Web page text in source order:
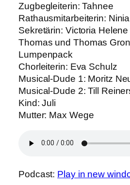
Zugbegleiterin: Tahnee
Rathausmitarbeiterin:
Sekretärin: Victoria
Thomas und Thomas
Lumpenpack
Chorleiterin: Eva Schulz
Musical-Dude 1: Moritz
Musical-Dude 2: Till
Kind: Juli
Mutter: Max Wege
Podcast: Play in new